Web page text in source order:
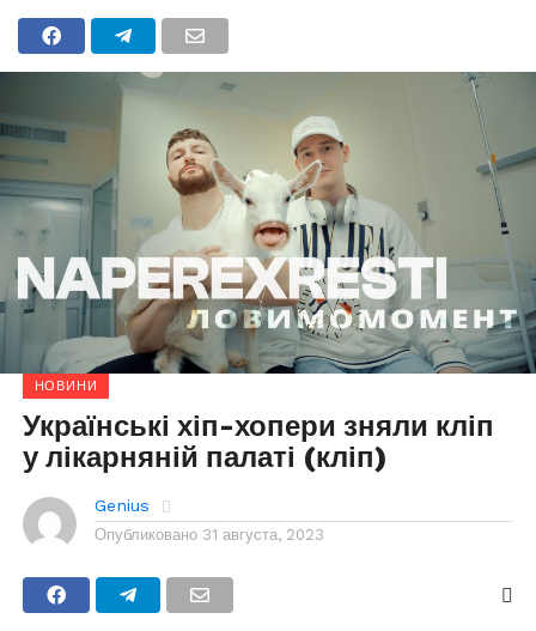
НОВИНИ
Українські хіп-хопери зняли кліп
у лікарняній палаті (кліп)
Genius
Опубликовано 31 августа, 2023